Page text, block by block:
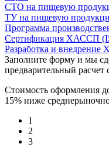
СТО на пищевую
ТУ на пищевую
Программа
Сертификация ХАССП
Разработка и
Заполните форму и мы
предварительный расчет
Стоимость оформления
15% ниже
1
2
3